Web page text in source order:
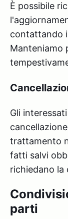
È possibile
contattando
Manteniamo
Gli
trattamento
fatti salvi
richiedano la
parti